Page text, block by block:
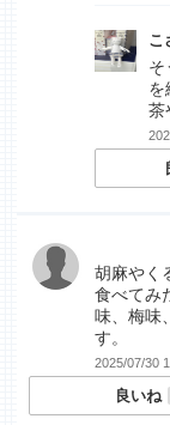
こ
そ
を
茶
胡麻やく
食べてみ
味、梅味
す。
2025/07/30
良いね